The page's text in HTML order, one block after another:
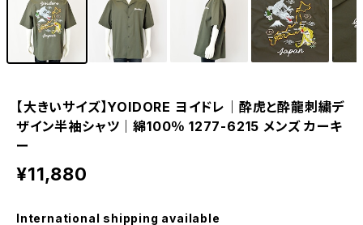
【大きいサイズ】YOIDORE ヨイドレ｜酔虎と酔龍刺繍デ
ザイン半袖シャツ｜綿100％ 1277-6215 メンズ カーキ
ー
¥11,880
International shipping available